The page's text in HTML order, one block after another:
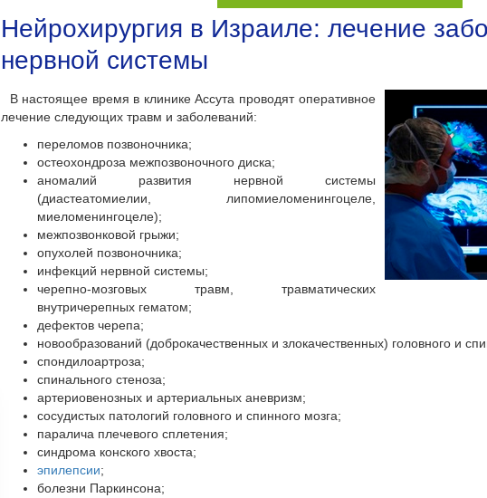
Нейрохирургия в Израиле: лечение
нервной системы
В настоящее время в клинике Ассута проводят оперативное
лечение следующих травм и заболеваний:
переломов позвоночника;
остеохондроза межпозвоночного диска;
аномалий развития нервной системы
(диастеатомиелии, липомиеломенингоцеле,
миеломенингоцеле);
межпозвонковой грыжи;
опухолей позвоночника;
инфекций нервной системы;
черепно-мозговых травм, травматических
внутричерепных гематом;
дефектов черепа;
новообразований (доброкачественных и злокачественных) головного и
спондилоартроза;
спинального стеноза;
артериовенозных и артериальных аневризм;
сосудистых патологий головного и спинного мозга;
паралича плечевого сплетения;
синдрома конского хвоста;
эпилепсии;
болезни Паркинсона;